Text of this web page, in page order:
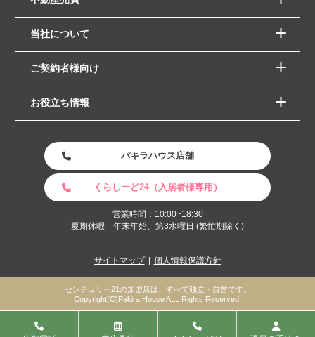
当社について
ご契約者様向け
お役立ち情報
パキラハウス店舗
くらしーど24（入居者様専用）
営業時間：10:00~18:30
夏期休暇 年末年始、第3水曜日 (繁忙期除く)
サイトマップ 個人情報保護方針
センチュリー21の加盟店は、すべて独立・自営です。
Copyright(C)Pakira House ALL Rights Reserved.